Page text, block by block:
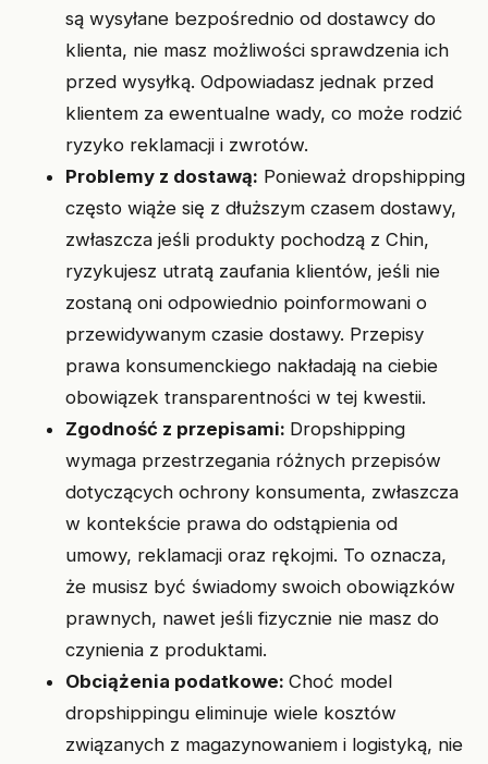
są wysyłane bezpośrednio od dostawcy do
klienta, nie masz możliwości sprawdzenia ich
przed wysyłką. Odpowiadasz jednak przed
klientem za ewentualne wady, co może rodzić
ryzyko reklamacji i zwrotów.
Problemy z dostawą: Ponieważ dropshipping
często wiąże się z dłuższym czasem dostawy,
zwłaszcza jeśli produkty pochodzą z Chin,
ryzykujesz utratą zaufania klientów, jeśli nie
zostaną oni odpowiednio poinformowani o
przewidywanym czasie dostawy. Przepisy
prawa konsumenckiego nakładają na ciebie
obowiązek transparentności w tej kwestii.
Zgodność z przepisami: Dropshipping
wymaga przestrzegania różnych przepisów
dotyczących ochrony konsumenta, zwłaszcza
w kontekście prawa do odstąpienia od
umowy, reklamacji oraz rękojmi. To oznacza,
że musisz być świadomy swoich obowiązków
prawnych, nawet jeśli fizycznie nie masz do
czynienia z produktami.
Obciążenia podatkowe: Choć model
dropshippingu eliminuje wiele kosztów
związanych z magazynowaniem i logistyką, nie